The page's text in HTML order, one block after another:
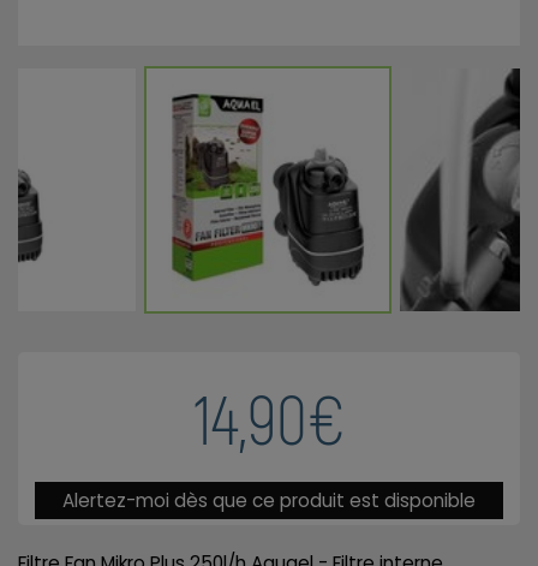
14,90€
Alertez-moi dès que ce produit est disponible